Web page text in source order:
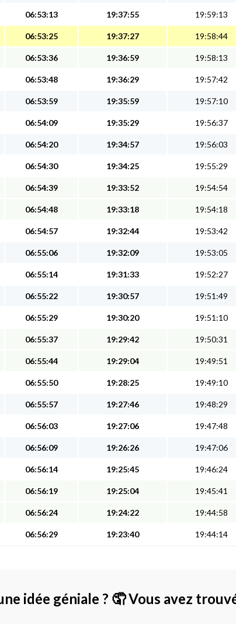
06:53:13 19:37:55 19:59:13
06:53:25 19:37:27 19:58:44
06:53:36 19:36:59 19:58:13
06:53:48 19:36:29 19:57:42
06:53:59 19:35:59 19:57:10
06:54:09 19:35:29 19:56:37
06:54:20 19:34:57 19:56:03
06:54:30 19:34:25 19:55:29
06:54:39 19:33:52 19:54:54
06:54:48 19:33:18 19:54:18
06:54:57 19:32:44 19:53:42
06:55:06 19:32:09 19:53:05
06:55:14 19:31:33 19:52:27
06:55:22 19:30:57 19:51:49
06:55:29 19:30:20 19:51:10
06:55:37 19:29:42 19:50:31
06:55:44 19:29:04 19:49:51
06:55:50 19:28:25 19:49:10
06:55:57 19:27:46 19:48:29
06:56:03 19:27:06 19:47:48
06:56:09 19:26:26 19:47:06
06:56:14 19:25:45 19:46:24
06:56:19 19:25:04 19:45:41
06:56:24 19:24:22 19:44:58
06:56:29 19:23:40 19:44:14
idée géniale ? 🤦 Vous avez